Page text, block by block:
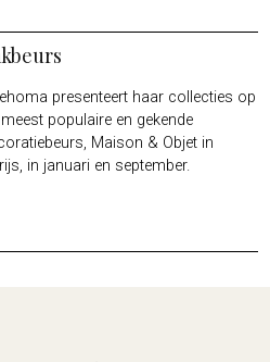
presenteert haar collecties op
populaire en gekende
Maison & Objet in
in januari en september.